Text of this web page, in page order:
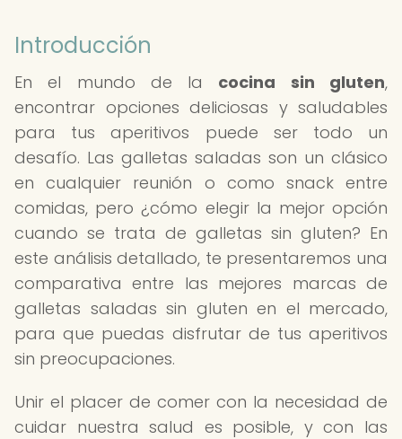
Introducción
En el mundo de la cocina sin gluten,
encontrar opciones deliciosas y saludables
para tus aperitivos puede ser todo un
desafío. Las galletas saladas son un clásico
en cualquier reunión o como snack entre
comidas, pero ¿cómo elegir la mejor opción
cuando se trata de galletas sin gluten? En
este análisis detallado, te presentaremos una
comparativa entre las mejores marcas de
galletas saladas sin gluten en el mercado,
para que puedas disfrutar de tus aperitivos
sin preocupaciones.
Unir el placer de comer con la necesidad de
cuidar nuestra salud es posible, y con las